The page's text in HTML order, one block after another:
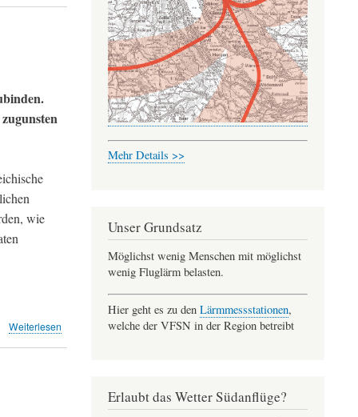
(Leserbriefe
wie
Weiterlesen
Mehr Details >>
Unser Grundsatz
Möglichst wenig Menschen mit möglichst
wenig Fluglärm belasten.
Hier geht es zu den Lärmmessstationen,
welche der VFSN in der Region betreibt
Erlaubt das Wetter Südanflüge?